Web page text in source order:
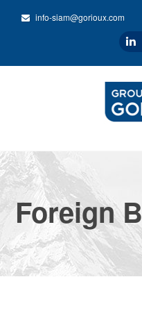
info-siam@gorioux.com
Foreign